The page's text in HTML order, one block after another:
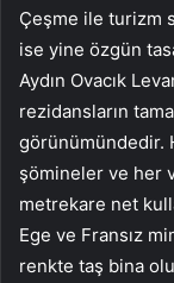
Çeşme ile turizm
ise yine özgün
Aydın Ovacık
rezidansların
görünümündedir.
şömineler ve her
metrekare net
Ege ve Fransız
renkte taş bina